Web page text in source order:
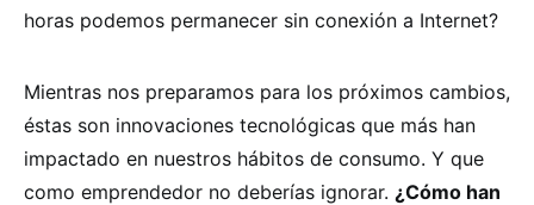
horas podemos permanecer sin conexión a Internet?
Mientras nos preparamos para los próximos cambios,
éstas son innovaciones tecnológicas que más han
impactado en nuestros hábitos de consumo. Y que
como emprendedor no deberías ignorar. ¿Cómo han